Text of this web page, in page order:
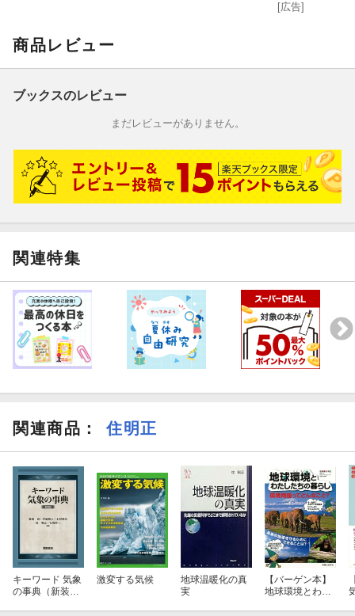
[広告]
商品レビュー
ブックスのレビュー
まだレビューがありません。
関連特集
関連商品 ： 住明正
キーワード 気象
の事典（新装
激変する気候
地球温暖化の真
実
【バーゲン本】
地球環境とわた